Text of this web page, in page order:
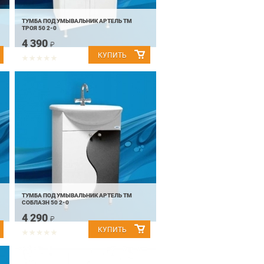
ТУМБА ПОД УМЫВАЛЬНИК АРТЕЛЬ ТМ
ТРОЯ 50 2-0
4 390 ₽
ТУМБА ПОД УМЫВАЛЬНИК АРТЕЛЬ ТМ
СОБЛАЗН 50 2-0
4 290 ₽